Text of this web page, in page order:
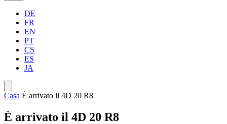
DE
FR
EN
PT
CS
ES
JA
Casa È arrivato il 4D 20 R8
È arrivato il 4D 20 R8